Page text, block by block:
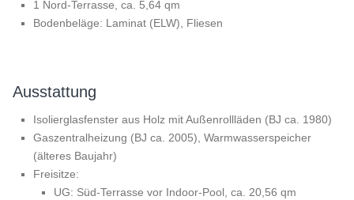
1 Nord-Terrasse, ca. 5,64 qm
Bodenbeläge: Laminat (ELW), Fliesen
Ausstattung
Isolierglasfenster aus Holz mit Außenrollläden (BJ ca. 1980)
Gaszentralheizung (BJ ca. 2005), Warmwasserspeicher
(älteres Baujahr)
Freisitze:
UG: Süd-Terrasse vor Indoor-Pool, ca. 20,56 qm